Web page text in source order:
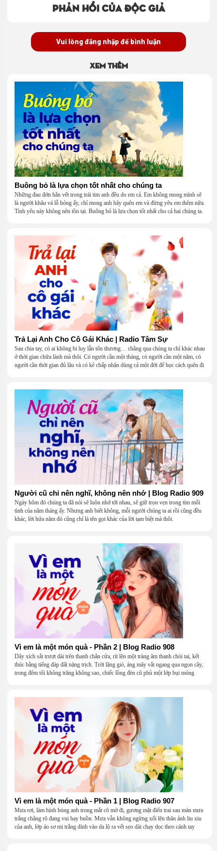
Phản hồi của độc giả
Vui lòng đăng nhập để bình luận
Xem thêm
Buông bỏ là lựa chọn tốt nhất cho chúng ta
Những đau đớn hằn vết trong trái tim anh đều do em cả. Em không mong mình sẽ
là người khâu vá lỗ hỏng ấy, chỉ mong anh hãy quên em và đừng yêu em thêm nữa.
Tình yêu này không nên tồn tại. Buông bỏ là lựa chọn tốt nhất cho cả hai chúng ta.
Trả Lại Anh Cho Cô Gái Khác | Radio Tâm Sự
Sau chia tay, có ai không bi luỵ lẫn tổn thương… chẳng qua chúng ta chỉ khác nhau
ở thời gian chữa lành mà thôi. Có người cần một tháng, có người cần một năm, có
người cần thời gian đủ lâu và có kẻ chấp nhận dùng cả một đời để học cách quên đi
Người cũ chỉ nên nghĩ, không nên nhớ | Blog Radio 909
Ngày hôm đó chúng ta đã nói sẽ luôn nhớ tới nhau, sẽ giữ trọn vẹn trong tim mối
tình của năm tháng ấy. Nhưng anh biết không, mỗi người chúng ta ai rồi cũng đều
khác, lời hứa năm đó cũng chỉ là tên gọi khác của lời tạm biệt mà thôi.
Vì em là một món quà - Phần 2 | Blog Radio 908
Dây xích sắt trượt dài trên thanh chắn cửa, rít lên một tràng âm thanh chói tai, kết
thúc bằng tiếng đáp đất nặng trịch. Trời lặng gió, áng mây vắt ngang qua ngọn cây,
trong đêm tối không trăng không sao, chiếc lồng đèn cũ phủ một lớp bụi mỏng
Vì em là một món quà - Phần 1 | Blog Radio 907
Mưa rơi, làm hình bóng anh trong mắt cô mờ đi, gương mặt điển trai sau màn mưa
trắng chẳng rõ đang vui hay buồn. Mưa vẫn không ngừng xối lên thân ảnh liu xiu
của anh, lớp áo sơ mi trắng dính vào da lộ ra vết sẹo dài chạy dọc theo cánh tay